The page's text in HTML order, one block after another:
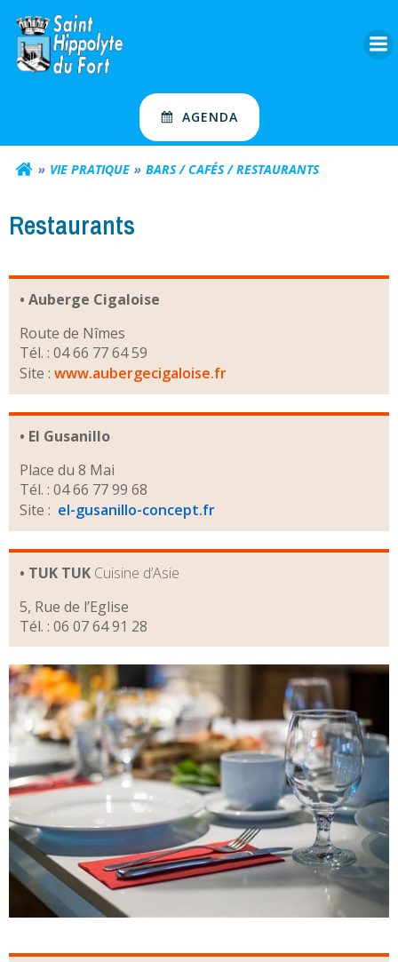
contenu
AGENDA
VIE PRATIQUE BARS / CAFÉS / RESTAURANTS
Restaurants
• Auberge Cigaloise
Route de Nîmes
Tél. : 04 66 77 64 59
Site : www.aubergecigaloise.fr
• El Gusanillo
Place du 8 Mai
Tél. : 04 66 77 99 68
Site : el-gusanillo-concept.fr
• TUK TUK Cuisine d’Asie
5, Rue de l’Eglise
Tél. : 06 07 64 91 28